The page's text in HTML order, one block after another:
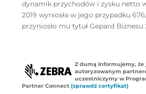
dynamik przychodów i zysku netto
2019 wyniosła w jego przypadku
przyniosło mu tytuł Gepard Biznesu
Z dumą informujemy, że
autoryzowanym
uczestniczymy w
Partner Connect (sprawdź certyfikat)